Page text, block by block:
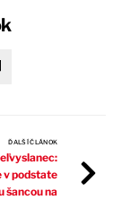
ĎALŠÍ ČLÁNOK
v podstate
šancou na